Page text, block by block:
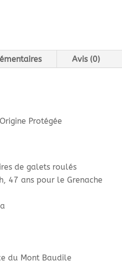
Avis (0)
Protégée
de galets roulés
47 ans pour le Grenache
du Mont Baudile